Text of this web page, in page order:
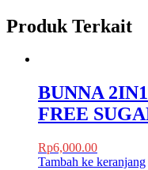
Produk Terkait
BUNNA
FREE
Rp6,000.00
Tambah ke keranjang